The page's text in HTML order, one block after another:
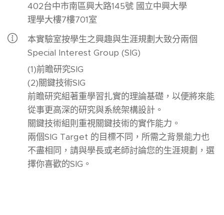
402台中市南區興大路145號 國立中興大學
理學大樓7樓701室
本實驗室按學生之興趣與生涯規劃大致分兩個
Special Interest Group (SIG)
(1)前瞻研究SIG
(2)關鍵技術SIG
前瞻研究組著重學習扎實的理論基礎，以便將來能
從事更高深的研究與系統架構設計。
關鍵技術組則重視關鍵技術的實作能力。
兩個SIG Target 的目標不同，所需之背景能力也
不盡相同，請與學長或老師討論您的生涯規劃，選
擇你喜歡的SIG。